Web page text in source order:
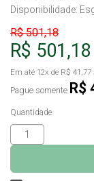
Disponibilidade:
R$ 501,18
R$ 501,18
Em até 12x de R$ 41,77
Pague somente R$
Quantidade